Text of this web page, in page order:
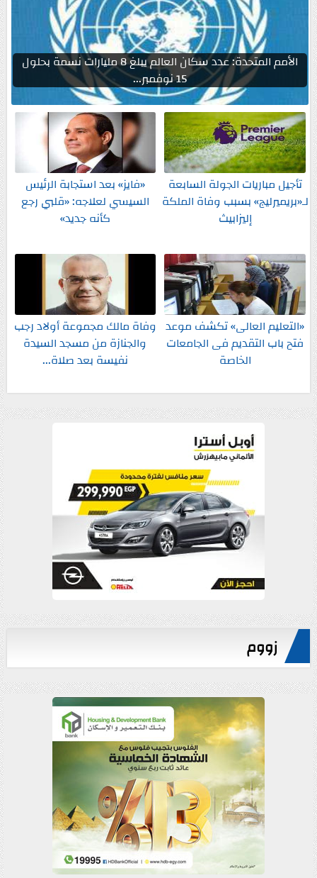
الأمم المتحدة: عدد سكان العالم يبلغ 8 مليارات نسمة بحلول
15 نوفمبر...
تأجيل مباريات الجولة السابعة
لـ«بريميرليج» بسبب وفاة الملكة
إليزابيث
«فايز» بعد استجابة الرئيس
السيسي لعلاجه: «قلبي رجع
كأنه جديد»
«التعليم العالى» تكشف موعد
فتح باب التقديم فى الجامعات
الخاصة
وفاة مالك مجموعة أولاد رجب
والجنازة من مسجد السيدة
نفيسة بعد صلاة...
زووم